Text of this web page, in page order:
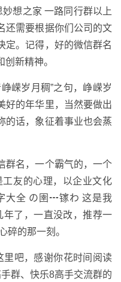
想之家 一路同行群以上
还需要根据你们公司的文
定。记得，好的微信群名
新精神。
嵘岁月稠”之句，峥嵘岁
好的年华里，当然要做出
的话，象征着事业也会蒸
群名，一个霸气的，一个
友的心理，以企业文化
大全 の圉┅镓わ 这是我
年了，一直没改，推荐一
碎的那一刻。
里吧，感谢你花时间阅读
群、快乐8高手交流群的